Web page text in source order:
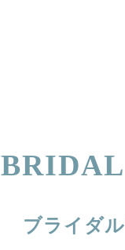
ブライダ